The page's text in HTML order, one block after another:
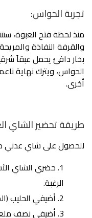
تجربة الحواس:
منذ لحظة فتح العبوة،
والقرفة النفاذة
بخار دافئ يحمل عبقاً
الحواس، ويترك نهاية
أخرى.
طريقة تحضير الشاي
للحصول على شاي عدني
حضري الشاي
الرغبة.
أضيفي الحليب
أضيفي نصف